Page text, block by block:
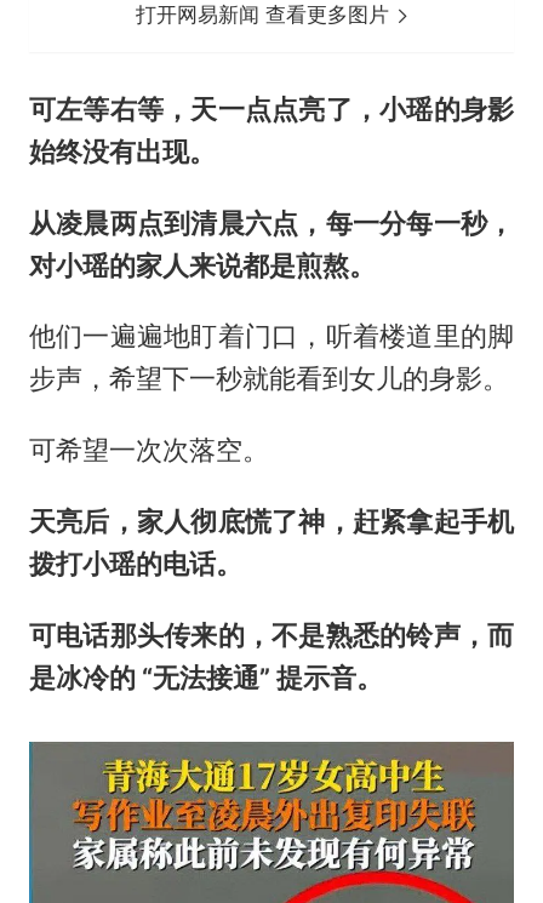
打开网易新闻 查看更多图片
可左等右等，天一点点亮了，小瑶的身影
始终没有出现。
从凌晨两点到清晨六点，每一分每一秒，
对小瑶的家人来说都是煎熬。
他们一遍遍地盯着门口，听着楼道里的脚
步声，希望下一秒就能看到女儿的身影。
可希望一次次落空。
天亮后，家人彻底慌了神，赶紧拿起手机
拨打小瑶的电话。
可电话那头传来的，不是熟悉的铃声，而
是冰冷的 “无法接通” 提示音。